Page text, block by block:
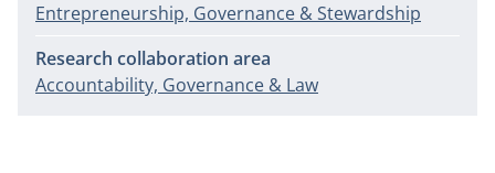
Entrepreneurship, Governance & Stewardship
Research collaboration area
Accountability, Governance & Law